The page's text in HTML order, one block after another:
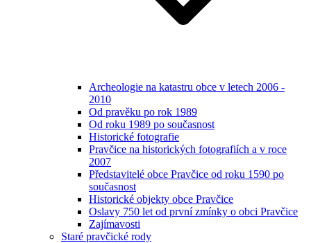
Archeologie na katastru obce v letech 2006 -
2010
Od pravěku po rok 1989
Od roku 1989 po současnost
Historické fotografie
Pravčice na historických fotografiích a v roce
2007
Představitelé obce Pravčice od roku 1590 po
současnost
Historické objekty obce Pravčice
Oslavy 750 let od první zmínky o obci Pravčice
Zajímavosti
Staré pravčické rody